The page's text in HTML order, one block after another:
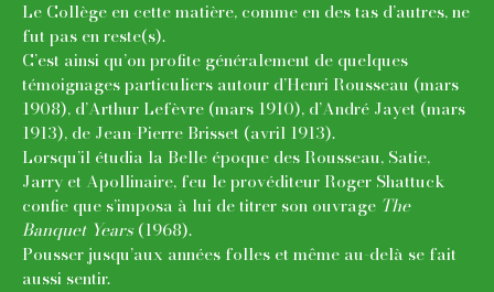
Le Collège en cette matière, comme en des tas d’autres, ne
fut pas en reste(s).
C’est ainsi qu’on profite généralement de quelques
témoignages particuliers autour d’Henri Rousseau (mars
1908), d’Arthur Lefèvre (mars 1910), d’André Jayet (mars
1913), de Jean-Pierre Brisset (avril 1913).
Lorsqu’il étudia la Belle époque des Rousseau, Satie,
Jarry et Apollinaire, feu le provéditeur Roger Shattuck
confie que s’imposa à lui de titrer son ouvrage The
Banquet Years(1968).
Pousser jusqu’aux années folles et même au-delà se fait
aussi sentir.